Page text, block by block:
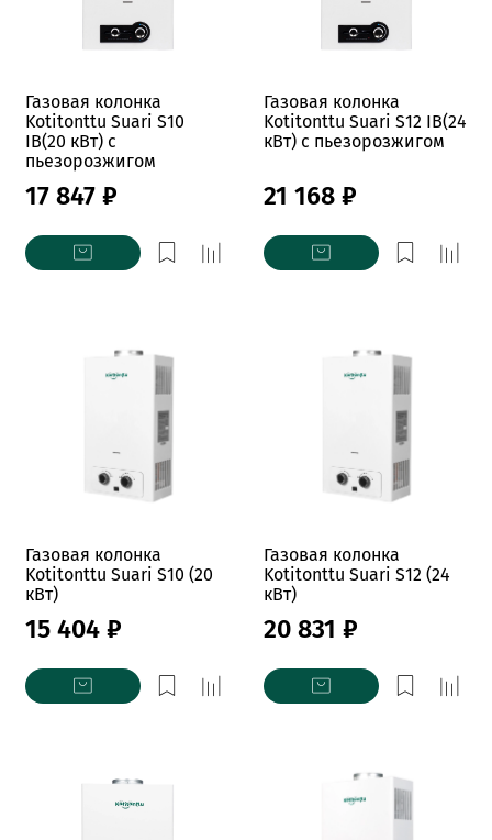
Газовая колонка
Kotitonttu Suari S10
IB(20 кВт) с
пьезорозжигом
17 847 ₽
Газовая колонка
Kotitonttu Suari S12 IB(24
кВт) с пьезорозжигом
21 168 ₽
Газовая колонка
Kotitonttu Suari S10 (20
кВт)
15 404 ₽
Газовая колонка
Kotitonttu Suari S12 (24
кВт)
20 831 ₽